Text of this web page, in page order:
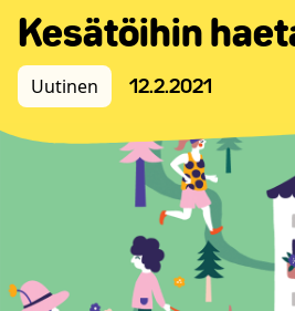
Kesätöihin
Uutinen 12.2.2021